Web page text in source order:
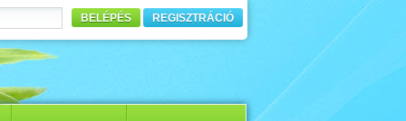
BELÉPÉS REGISZTRÁCIÓ